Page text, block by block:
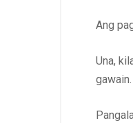
Ang
Una,
gawain.